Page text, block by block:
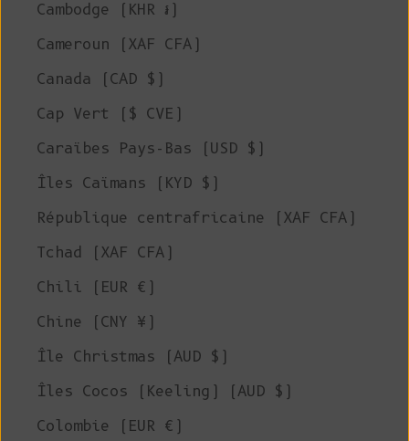
Cambodge (KHR ៛)
Cameroun (XAF CFA)
Canada (CAD $)
Cap Vert ($ CVE)
Caraïbes Pays-Bas (USD $)
Îles Caïmans (KYD $)
République centrafricaine (XAF CFA)
Tchad (XAF CFA)
Chili (EUR €)
Chine (CNY ¥)
Île Christmas (AUD $)
Îles Cocos (Keeling) (AUD $)
Colombie (EUR €)